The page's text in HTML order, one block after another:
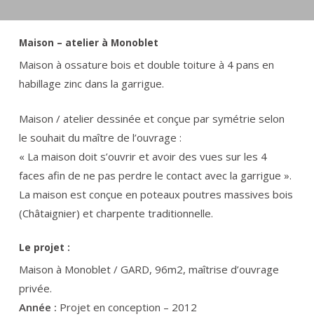
Maison – atelier à Monoblet
Maison à ossature bois et double toiture à 4 pans en
habillage zinc dans la garrigue.
Maison / atelier dessinée et conçue par symétrie selon
le souhait du maître de l’ouvrage :
« La maison doit s’ouvrir et avoir des vues sur les 4
faces afin de ne pas perdre le contact avec la garrigue ».
La maison est conçue en poteaux poutres massives bois
(Châtaignier) et charpente traditionnelle.
Le projet :
Maison à Monoblet / GARD, 96m2, maîtrise d’ouvrage
privée.
Année : Projet en conception – 2012